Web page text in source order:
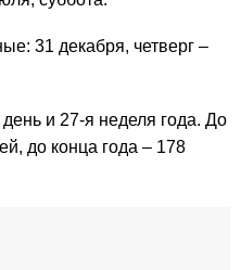
31 декабря, четверг –
и 27-я неделя года. До
до конца года – 178